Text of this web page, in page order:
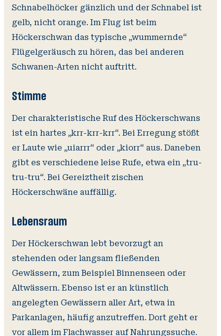
Schnabelhöcker gänzlich und der Schnabel ist
gelb, nicht orange. Im Flug ist beim
Höckerschwan das typische „wummernde“
Flügelgeräusch zu hören, das bei anderen
Schwanen-Arten nicht auftritt.
Stimme
Der charakteristische Ruf des Höckerschwans
ist ein hartes „krr-krr-krr“. Bei Erregung stößt
er Laute wie „uiarrr“ oder „kiorr“ aus. Daneben
gibt es verschiedene leise Rufe, etwa ein „tru-
tru-tru“. Bei Gereiztheit zischen
Höckerschwäne auffällig.
Lebensraum
Der Höckerschwan lebt bevorzugt an
stehenden oder langsam fließenden
Gewässern, zum Beispiel Binnenseen oder
Altwässern. Ebenso ist er an künstlich
angelegten Gewässern aller Art, etwa in
Parkanlagen, häufig anzutreffen. Dort geht er
vor allem im Flachwasser auf Nahrungssuche.